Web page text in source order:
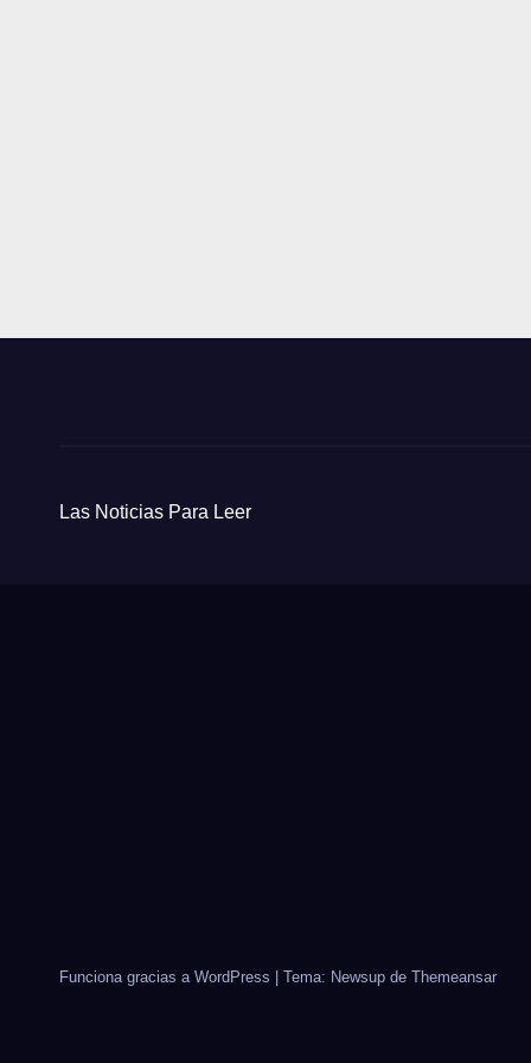
Las Noticias Para Leer
Funciona gracias a WordPress Tema: Newsup de Themeansar